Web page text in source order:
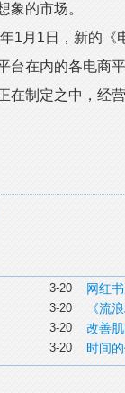
象的市场。
月1日，新的《
台在内的各电商
制定之中，经
3-20 网红
3-20 《流
3-20 改善
3-20 时间